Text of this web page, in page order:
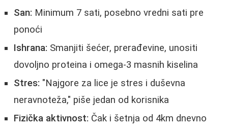
San: Minimum 7 sati, posebno vredni sati pre
ponoći
Ishrana: Smanjiti šećer, prerađevine, unositi
dovoljno proteina i omega-3 masnih kiselina
Stres: "Najgore za lice je stres i duševna
neravnoteža," piše jedan od korisnika
Fizička aktivnost: Čak i šetnja od 4km dnevno